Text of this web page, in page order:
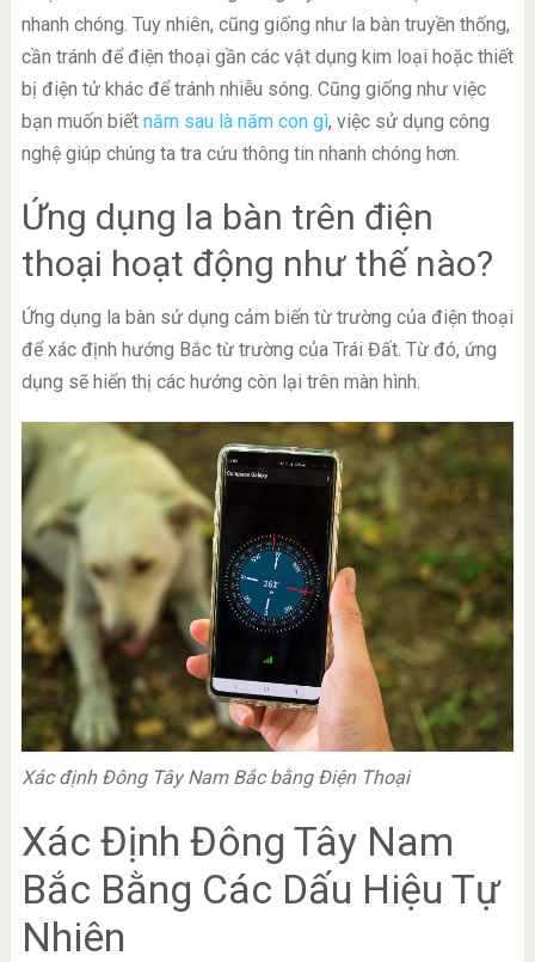
nhanh chóng. Tuy nhiên, cũng giống như la bàn truyền thống,
cần tránh để điện thoại gần các vật dụng kim loại hoặc thiết
bị điện tử khác để tránh nhiễu sóng. Cũng giống như việc
bạn muốn biết năm sau là năm con gì, việc sử dụng công
nghệ giúp chúng ta tra cứu thông tin nhanh chóng hơn.
Ứng dụng la bàn trên điện
thoại hoạt động như thế nào?
Ứng dụng la bàn sử dụng cảm biến từ trường của điện thoại
để xác định hướng Bắc từ trường của Trái Đất. Từ đó, ứng
dụng sẽ hiển thị các hướng còn lại trên màn hình.
Xác định Đông Tây Nam Bắc bằng Điện Thoại
Xác Định Đông Tây Nam
Bắc Bằng Các Dấu Hiệu Tự
Nhiên